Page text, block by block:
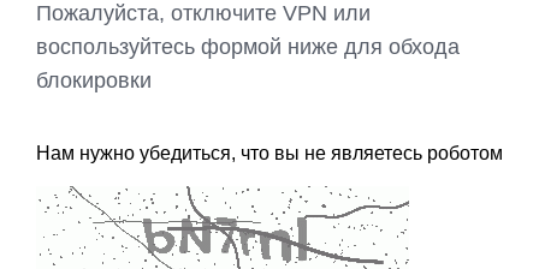
Пожалуйста, отключите VPN или
воспользуйтесь формой ниже для обхода
блокировки
Нам нужно убедиться, что вы не являетесь роботом